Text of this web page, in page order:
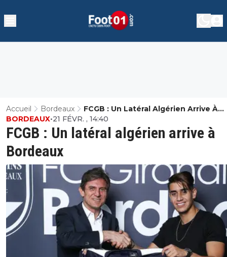
Accueil Bordeaux
FCGB : Un Latéral Algérien Arrive À
Bordeaux
FCGB : Un latéral algérien arrive à
Bordeaux
BORDEAUX•21 FÉVR. , 14:40